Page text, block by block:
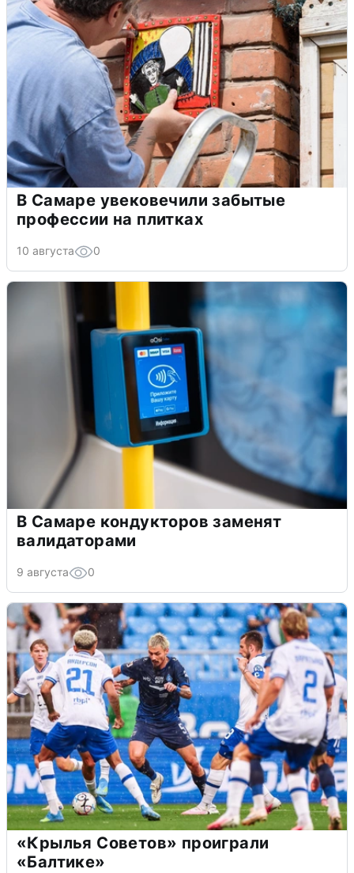
В Самаре увековечили забытые
профессии на плитках
10 августа 0
В Самаре кондукторов заменят
валидаторами
9 августа 0
«Крылья Советов» проиграли
«Балтике»